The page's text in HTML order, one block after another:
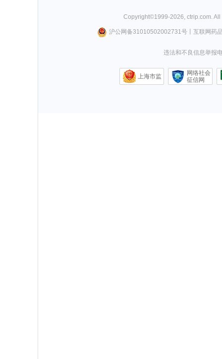
Copyright©1999-2026 ctrip.com .
沪公网备31010502002731号丨 互联网药
违法和不良信息举报
上海市监
网络社会
征信网